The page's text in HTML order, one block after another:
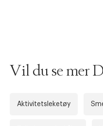
Vil du se mer
Aktivitetsleketøy